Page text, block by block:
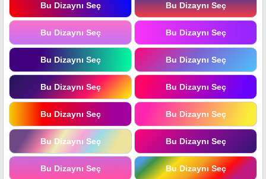
Bu Dizaynı Seç Bu Dizaynı Seç
Bu Dizaynı Seç Bu Dizaynı Seç
Bu Dizaynı Seç Bu Dizaynı Seç
Bu Dizaynı Seç Bu Dizaynı Seç
Bu Dizaynı Seç Bu Dizaynı Seç
Bu Dizaynı Seç Bu Dizaynı Seç
Bu Dizaynı Seç Bu Dizaynı Seç